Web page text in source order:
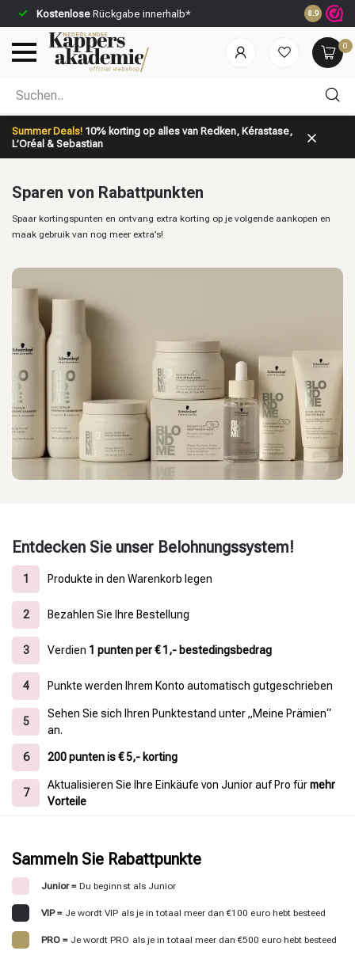
Kostenlose Rückgabe innerhalb* Vor 23:59
8.9
0
Summer Deals! 10% korting op alles van Redken, Kérastase,
L’Oréal & Sebastian
Nach welcher Kategorie suchst du?
Stylingprodukte Haarfärbung
Sparen von Rabattpunkten
Spaar kortingspunten en ontvang extra korting op je volgende aankopen en
maak gebruik van nog meer extra’s!
Entdecken Sie unser Belohnungssystem!
1 Produkte in den Warenkorb legen
2 Bezahlen Sie Ihre Bestellung
3 Verdien 1 punten per € 1,- bestedingsbedrag
4 Punkte werden Ihrem Konto automatisch gutgeschrieben
5
Sehen Sie sich Ihren Punktestand unter „Meine Prämien“
an.
6 200 punten is € 5,- korting
7
Aktualisieren Sie Ihre Einkäufe von Junior auf Pro fürmehr
Vorteile
Sammeln Sie Rabattpunkte
Junior = Du beginnst als Junior
VIP = Je wordt VIP als je in totaal meer dan €100 euro hebt besteed
PRO = Je wordt PRO als je in totaal meer dan €500 euro hebt besteed